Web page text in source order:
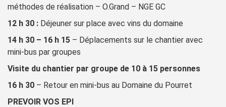
méthodes de réalisation – O.Grand – NGE GC
12 h 30 : Déjeuner sur place avec vins du domaine
14 h 30 – 16 h 15 – Déplacements sur le chantier avec
mini-bus par groupes
Visite du chantier par groupe de 10 à 15 personnes
16 h 30 – Retour en mini-bus au Domaine du Pourret
PREVOIR VOS EPI